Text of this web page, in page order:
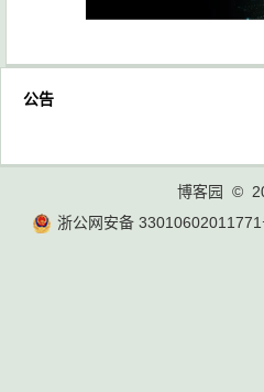
公告
博客园
©
浙公网安备 33010602011771